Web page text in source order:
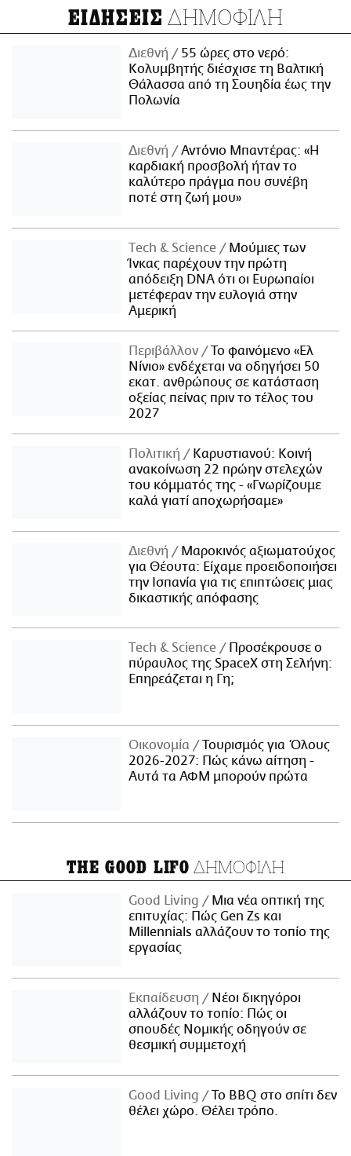
ΕΙΔΗΣΕΙΣ ΔΗΜΟΦΙΛΗ
Διεθνή
55 ώρες στο νερό:
Κολυμβητής διέσχισε τη Βαλτική
Θάλασσα από τη Σουηδία έως την
Πολωνία
Διεθνή
Αντόνιο Μπαντέρας: «Η
καρδιακή προσβολή ήταν το
καλύτερο πράγμα που συνέβη
ποτέ στη ζωή μου»
Τech & Science
Μούμιες των
Ίνκας παρέχουν την πρώτη
απόδειξη DNA ότι οι Ευρωπαίοι
μετέφεραν την ευλογιά στην
Αμερική
Περιβάλλον
Το φαινόμενο «Ελ
Νίνιο» ενδέχεται να οδηγήσει 50
εκατ. ανθρώπους σε κατάσταση
οξείας πείνας πριν το τέλος του
2027
Πολιτική
Καρυστιανού: Κοινή
ανακοίνωση 22 πρώην στελεχών
του κόμματός της - «Γνωρίζουμε
καλά γιατί αποχωρήσαμε»
Διεθνή
Μαροκινός αξιωματούχος
για Θέουτα: Είχαμε προειδοποιήσει
την Ισπανία για τις επιπτώσεις μιας
δικαστικής απόφασης
Τech & Science
Προσέκρουσε ο
πύραυλος της SpaceX στη Σελήνη:
Επηρεάζεται η Γη;
Οικονομία
Τουρισμός για Όλους
2026-2027: Πώς κάνω αίτηση -
Αυτά τα ΑΦΜ μπορούν πρώτα
THE GOOD LIFO ΔΗΜΟΦΙΛΗ
Good Living
Μια νέα οπτική της
επιτυχίας: Πώς Gen Zs και
Millennials αλλάζουν το τοπίο της
εργασίας
Εκπαίδευση
Νέοι δικηγόροι
αλλάζουν το τοπίο: Πώς οι
σπουδές Νομικής οδηγούν σε
θεσμική συμμετοχή
Good Living
Το BBQ στο σπίτι δεν
θέλει χώρο. Θέλει τρόπο.